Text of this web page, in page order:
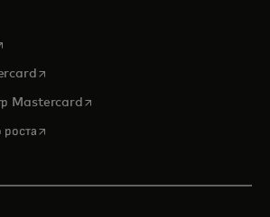
in a new tab
in a new tab
opens in a new tab
Mastercardopens in a new tab
ростаopens in a new tab